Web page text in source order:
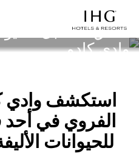
فنادق تستقبل
وادي كادو
استكشف وادي
الفروي في أحد
للحيوانات